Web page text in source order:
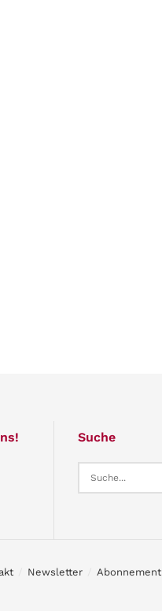
Suche
Newsletter Abonnement